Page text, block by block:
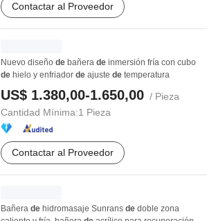
Contactar al Proveedor
Nuevo diseño de bañera de inmersión fría con cubo
de hielo y enfriador de ajuste de temperatura
US$ 1.380,00-1.650,00 / Pieza
Cantidad Mínima:1 Pieza
Contactar al Proveedor
Bañera de hidromasaje Sunrans de doble zona